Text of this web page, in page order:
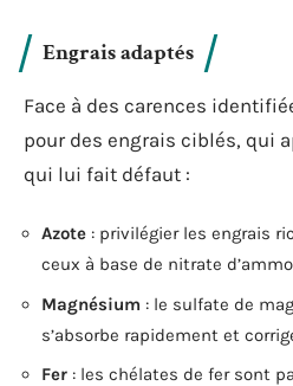
Engrais adaptés
Face à des carences
pour des engrais ciblés, qui
qui lui fait défaut :
Azote : privilégier les engrais
ceux à base de nitrate
Magnésium : le sulfate de
s’absorbe rapidement et
Fer : les chélates de fer sont